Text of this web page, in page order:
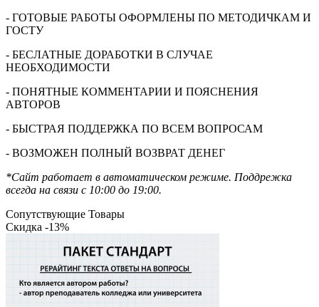
- ГОТОВЫЕ РАБОТЫ ОФОРМЛЕНЫ ПО МЕТОДИЧКАМ И
ГОСТУ
- БЕСЛАТНЫЕ ДОРАБОТКИ В СЛУЧАЕ
НЕОБХОДИМОСТИ
- ПОНЯТНЫЕ КОММЕНТАРИИ И ПОЯСНЕНИЯ
АВТОРОВ
- БЫСТРАЯ ПОДДЕРЖКА ПО ВСЕМ ВОПРОСАМ
- ВОЗМОЖЕН ПОЛНЫЙ ВОЗВРАТ ДЕНЕГ
*Сайт работает в автоматическом режиме. Поддрежка
всегда на связи с 10:00 до 19:00.
Сопутствующие Товары
Скидка -13%